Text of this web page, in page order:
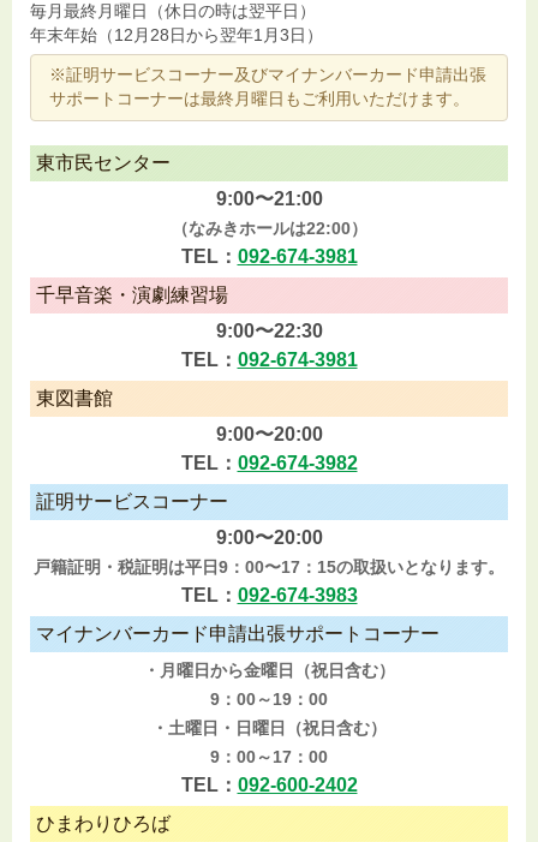
毎月最終月曜日（休日の時は翌平日）
年末年始（12月28日から翌年1月3日）
※証明サービスコーナー及びマイナンバーカード申請出張
サポートコーナーは最終月曜日もご利用いただけます。
東市民センター
9:00〜21:00
（なみきホールは22:00）
TEL： 092-674-3981
千早音楽・演劇練習場
9:00〜22:30
TEL： 092-674-3981
東図書館
9:00〜20:00
TEL： 092-674-3982
証明サービスコーナー
9:00〜20:00
戸籍証明・税証明は平日9：00〜17：15の取扱いとなります。
TEL： 092-674-3983
マイナンバーカード申請出張サポートコーナー
・月曜日から金曜日（祝日含む）
9：00～19：00
・土曜日・日曜日（祝日含む）
9：00～17：00
TEL： 092-600-2402
ひまわりひろば